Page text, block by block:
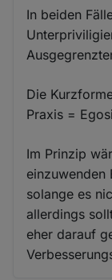
In beiden
Die
Praxis =
Im Prinzip
einzuwenden
solange es
allerdings
eher darauf